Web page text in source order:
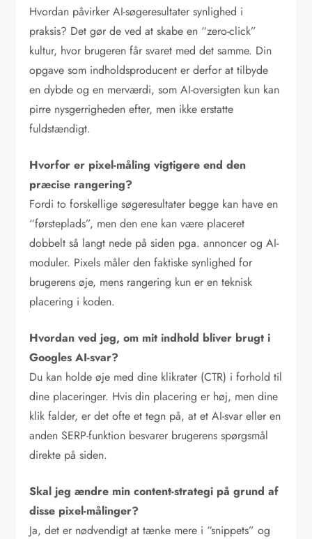
Hvordan påvirker AI-søgeresultater synlighed i
praksis? Det gør de ved at skabe en “zero-click”
kultur, hvor brugeren får svaret med det samme. Din
opgave som indholdsproducent er derfor at tilbyde
en dybde og en merværdi, som AI-oversigten kun kan
pirre nysgerrigheden efter, men ikke erstatte
fuldstændigt.
Hvorfor er pixel-måling vigtigere end den
præcise rangering?
Fordi to forskellige søgeresultater begge kan have en
“førsteplads”, men den ene kan være placeret
dobbelt så langt nede på siden pga. annoncer og AI-
moduler. Pixels måler den faktiske synlighed for
brugerens øje, mens rangering kun er en teknisk
placering i koden.
Hvordan ved jeg, om mit indhold bliver brugt i
Googles AI-svar?
Du kan holde øje med dine klikrater (CTR) i forhold til
dine placeringer. Hvis din placering er høj, men dine
klik falder, er det ofte et tegn på, at et AI-svar eller en
anden SERP-funktion besvarer brugerens spørgsmål
direkte på siden.
Skal jeg ændre min content-strategi på grund af
disse pixel-målinger?
Ja, det er nødvendigt at tænke mere i “snippets” og